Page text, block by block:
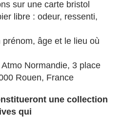
sur une carte bristol
libre : odeur, ressenti,
âge et le lieu où
Normandie, 3 place
Rouen, France
une collection
qui